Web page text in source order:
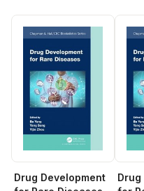
Drug Development